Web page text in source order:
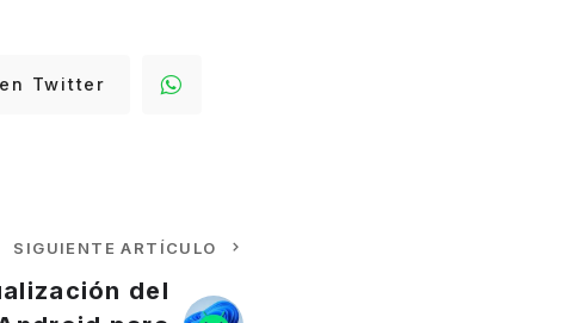
Twitter
SIGUIENTE ARTÍCULO
del